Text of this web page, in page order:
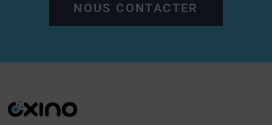
NOUS CONTACTER